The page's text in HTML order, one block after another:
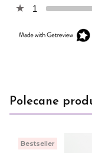
1
Polecane
Bestseller